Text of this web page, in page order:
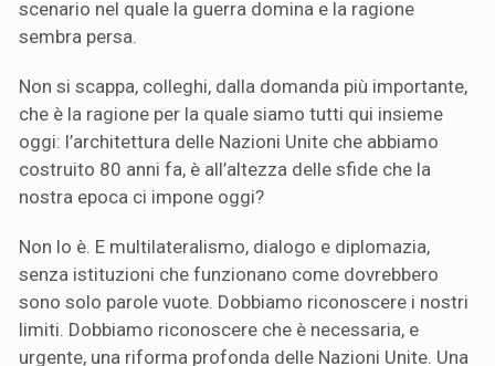
scenario nel quale la guerra domina e la ragione
sembra persa.
Non si scappa, colleghi, dalla domanda più importante,
che è la ragione per la quale siamo tutti qui insieme
oggi: l’architettura delle Nazioni Unite che abbiamo
costruito 80 anni fa, è all’altezza delle sfide che la
nostra epoca ci impone oggi?
Non lo è. E multilateralismo, dialogo e diplomazia,
senza istituzioni che funzionano come dovrebbero
sono solo parole vuote. Dobbiamo riconoscere i nostri
limiti. Dobbiamo riconoscere che è necessaria, e
urgente, una riforma profonda delle Nazioni Unite. Una